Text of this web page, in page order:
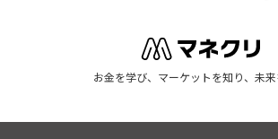
お金を学び、マーケットを知り、未来